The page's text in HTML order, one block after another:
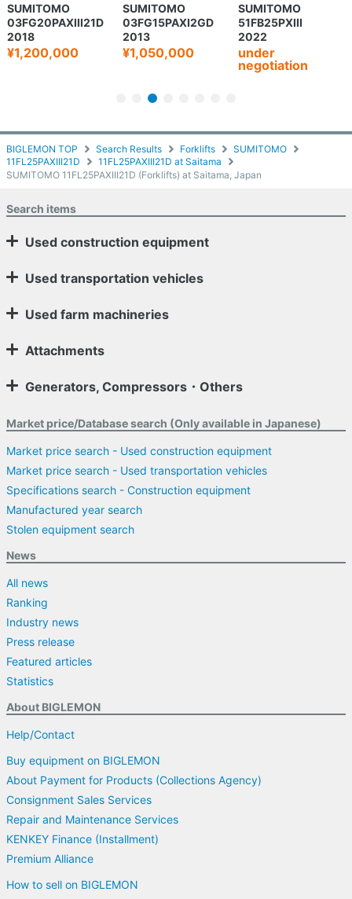
BIGLEMON TOP Search Results Forklifts
SUMITOMO
11FL25PAXIII21D
11FL25PAXIII21D at Saitama
SUMITOMO 11FL25PAXIII21D (Forklifts) at Saitama, Japan
SUMITOMO
03FG20PAXIII21D
2018
¥1,200,000
SUMITOMO
03FG15PAXI2GD
2013
¥1,050,000
SUMITOMO
51FB25PXIII
2022
under
negotiation
Search items
Used construction equipment
Used transportation vehicles
Used farm machineries
Attachments
Generators, Compressors・Others
Market price/Database search (Only available in Japanese)
Market price search - Used construction equipment
Market price search - Used transportation vehicles
Specifications search - Construction equipment
Manufactured year search
Stolen equipment search
News
All news
Ranking
Industry news
Press release
Featured articles
Statistics
About BIGLEMON
Help/Contact
Buy equipment on BIGLEMON
About Payment for Products (Collections Agency)
Consignment Sales Services
Repair and Maintenance Services
KENKEY Finance (Installment)
Premium Alliance
How to sell on BIGLEMON